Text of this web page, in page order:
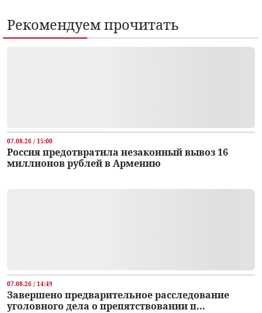
Рекомендуем прочитать
07.08.26 / 15:00
Россия предотвратила незаконный вывоз 16
миллионов рублей в Армению
07.08.26 / 14:49
Завершено предварительное расследование
уголовного дела о препятствовании п...